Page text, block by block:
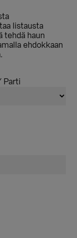
listausta
tehdä haun
ehdokkaan
Parti